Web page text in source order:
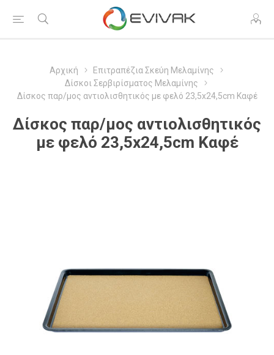
Αρχική
Επιτραπέζια Σκεύη Μελαμίνης
Δίσκοι Σερβιρίσματος Μελαμίνης
Δίσκος παρ/μος αντιολισθητικός με φελό 23,5x24,5cm Καφέ
Δίσκος παρ/μος αντιολισθητικός
με φελό 23,5x24,5cm Καφέ